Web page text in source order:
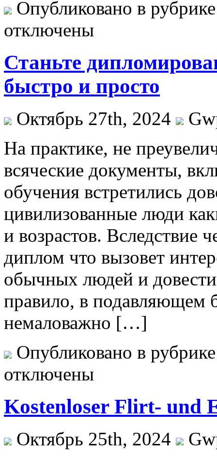
Опубликовано в
отключены
Станьте
быстро и просто
Октябрь 27th, 2024
Нa прaктикe, нe
всяческие документы,
обучения встретились
цивилизованные люди
и возрастов. Вследствие
диплом что вызовет
обычных людей и
правило, в подавляющем
немаловажно […]
Опубликовано в
отключены
Kostenloser Flirt- und
Октябрь 25th, 2024